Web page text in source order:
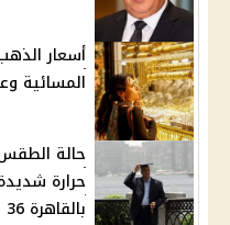
أسعار
المسائية وعيار 21 يسجل
حرارة
بالقاهرة 36